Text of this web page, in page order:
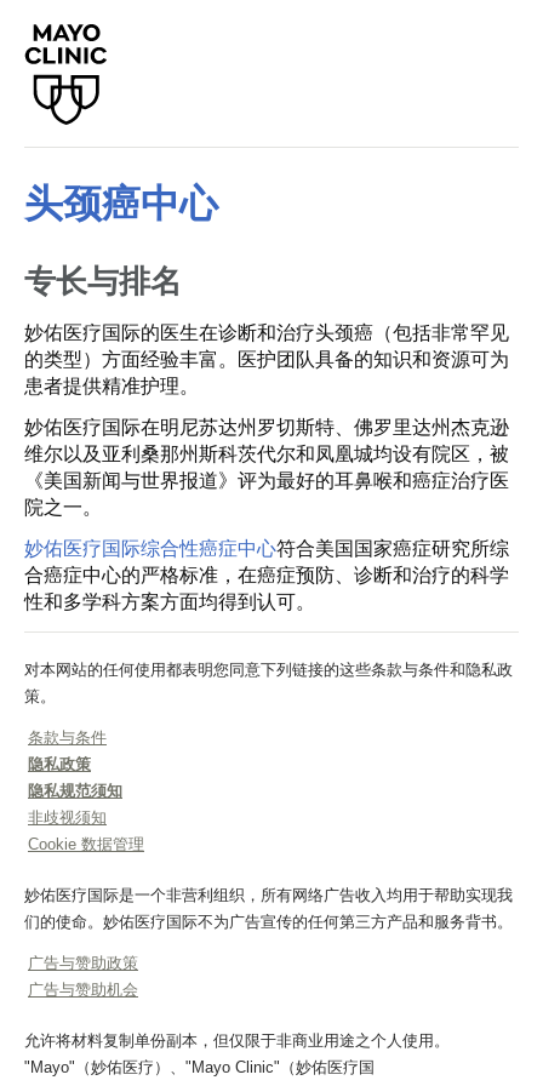
头颈癌中心
专长与排名
妙佑医疗国际的医生在诊断和治疗头颈癌（包括非常罕见
的类型）方面经验丰富。医护团队具备的知识和资源可为
患者提供精准护理。
妙佑医疗国际在明尼苏达州罗切斯特、佛罗里达州杰克逊
维尔以及亚利桑那州斯科茨代尔和凤凰城均设有院区，被
《美国新闻与世界报道》评为最好的耳鼻喉和癌症治疗医
院之一。
妙佑医疗国际综合性癌症中心符合美国国家癌症研究所综
合癌症中心的严格标准，在癌症预防、诊断和治疗的科学
性和多学科方案方面均得到认可。
对本网站的任何使用都表明您同意下列链接的这些条款与条件和隐私政
策。
条款与条件
隐私政策
隐私规范须知
非歧视须知
Cookie 数据管理
妙佑医疗国际是一个非营利组织，所有网络广告收入均用于帮助实现我
们的使命。妙佑医疗国际不为广告宣传的任何第三方产品和服务背书。
广告与赞助政策
广告与赞助机会
允许将材料复制单份副本，但仅限于非商业用途之个人使用。
"Mayo"（妙佑医疗）、"Mayo Clinic"（妙佑医疗国